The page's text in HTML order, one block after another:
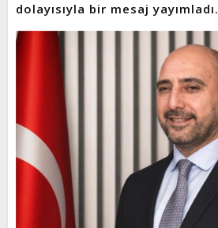
dolayısıyla bir mesaj yayımladı.